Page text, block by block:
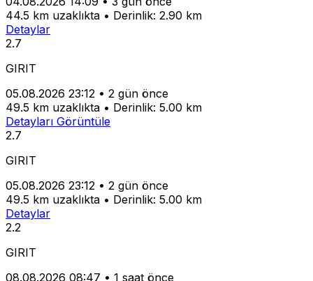
44.5 km uzaklıkta • Derinlik: 2.90 km
Detaylar
2.7
GIRIT
05.08.2026 23:12 • 2 gün önce
49.5 km uzaklıkta • Derinlik: 5.00 km
Detayları Görüntüle
2.7
GIRIT
05.08.2026 23:12 • 2 gün önce
49.5 km uzaklıkta • Derinlik: 5.00 km
Detaylar
2.2
GIRIT
08.08.2026 08:47 • 1 saat önce